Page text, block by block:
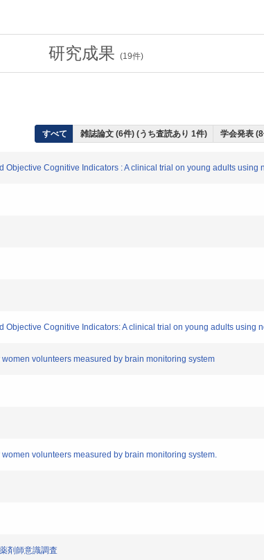
研究成果 (19件)
すべて 雑誌論文 (6件) (うち査読あり 1件) 学会発表
Objective Cognitive Indicators : A clinical trial on young adults using
Objective Cognitive Indicators: A clinical trial on young adults using
volunteers measured by brain monitoring system
volunteers measured by brain monitoring system.
剤師意識調査